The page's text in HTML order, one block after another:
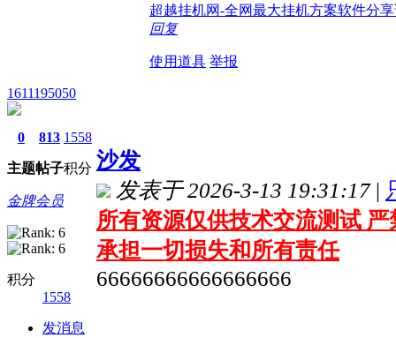
超越挂机网-全网最大挂机方案软件分
回复
使用道具 举报
1611195050
0
主题
813
帖子
1558
积分
金牌会员
积分
1558
发消息
沙发
发表于 2026-3-13 19:31:17 |
所有资源仅供技术交流测试
承担一切损失和所有责任
66666666666666666